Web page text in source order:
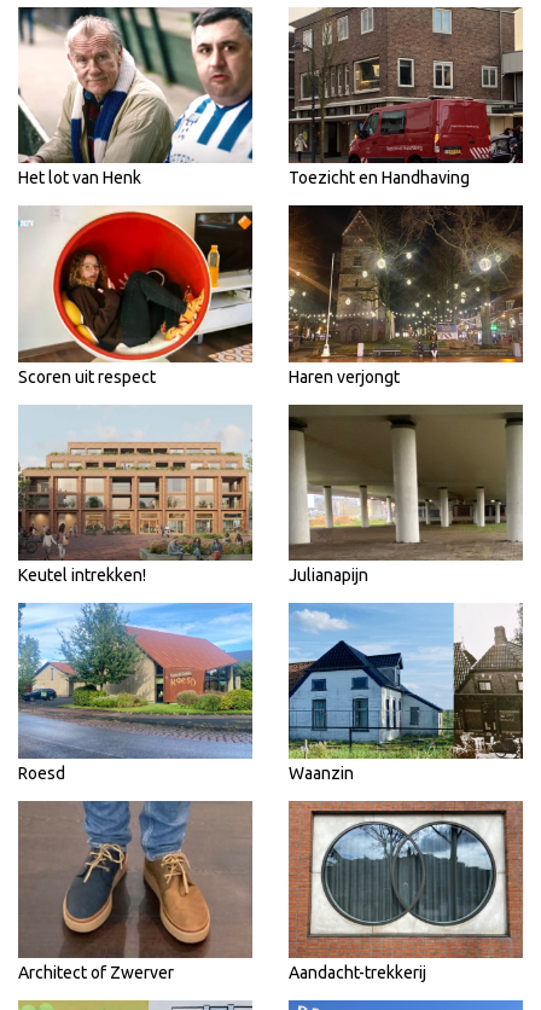
Het lot van Henk Toezicht en Handhaving
Scoren uit respect Haren verjongt
Keutel intrekken! Julianapijn
Roesd Waanzin
Architect of Zwerver Aandacht-trekkerij